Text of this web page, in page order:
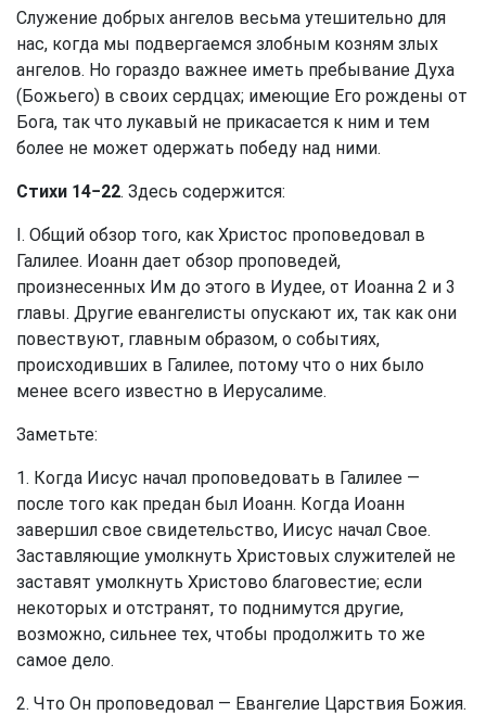
Служение добрых ангелов весьма утешительно для
нас, когда мы подвергаемся злобным козням злых
ангелов. Но гораздо важнее иметь пребывание Духа
(Божьего) в своих сердцах; имеющие Его рождены от
Бога, так что лукавый не прикасается к ним и тем
более не может одержать победу над ними.
Стихи 14−22. Здесь содержится:
I. Общий обзор того, как Христос проповедовал в
Галилее. Иоанн дает обзор проповедей,
произнесенных Им до этого в Иудее, от Иоанна 2 и 3
главы. Другие евангелисты опускают их, так как они
повествуют, главным образом, о событиях,
происходивших в Галилее, потому что о них было
менее всего известно в Иерусалиме.
Заметьте:
1. Когда Иисус начал проповедовать в Галилее —
после того как предан был Иоанн. Когда Иоанн
завершил свое свидетельство, Иисус начал Свое.
Заставляющие умолкнуть Христовых служителей не
заставят умолкнуть Христово благовестие; если
некоторых и отстранят, то поднимутся другие,
возможно, сильнее тех, чтобы продолжить то же
самое дело.
2. Что Он проповедовал — Евангелие Царствия Божия.